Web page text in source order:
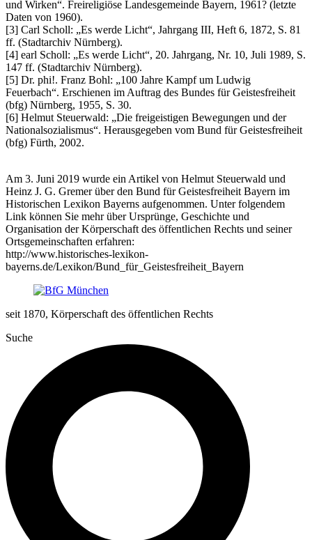
und Wirken“. Freireligiöse Landesgemeinde Bayern, 1961? (letzte
Daten von 1960).
[3] Carl Scholl: „Es werde Licht“, Jahrgang III, Heft 6, 1872, S. 81
ff. (Stadtarchiv Nürnberg).
[4] earl Scholl: „Es werde Licht“, 20. Jahrgang, Nr. 10, Juli 1989, S.
147 ff. (Stadtarchiv Nürnberg).
[5] Dr. phi!. Franz Bohl: „100 Jahre Kampf um Ludwig
Feuerbach“. Erschienen im Auftrag des Bundes für Geistesfreiheit
(bfg) Nürnberg, 1955, S. 30.
[6] Helmut Steuerwald: „Die freigeistigen Bewegungen und der
Nationalsozialismus“. Herausgegeben vom Bund für Geistesfreiheit
(bfg) Fürth, 2002.
Am 3. Juni 2019 wurde ein Artikel von Helmut Steuerwald und
Heinz J. G. Gremer über den Bund für Geistesfreiheit Bayern im
Historischen Lexikon Bayerns aufgenommen. Unter folgendem
Link können Sie mehr über Ursprünge, Geschichte und
Organisation der Körperschaft des öffentlichen Rechts und seiner
Ortsgemeinschaften erfahren:
http://www.historisches-lexikon-
bayerns.de/Lexikon/Bund_für_Geistesfreiheit_Bayern
seit 1870, Körperschaft des öffentlichen Rechts
Suche